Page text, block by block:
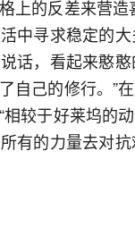
上的反差来营
中寻求稳定的
话，看起来憨
自己的修行。”
较于好莱坞的
有的力量去对